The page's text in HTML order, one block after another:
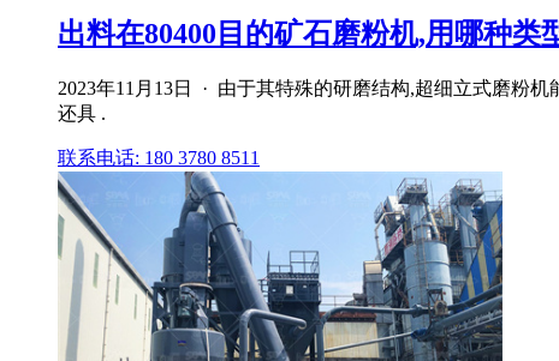
出料在80400目的矿石磨粉机,用哪种类
2023年11月13日 · 由于其特殊的研磨结构,超细立式磨粉
还具 .
联系电话: 180 3780 8511